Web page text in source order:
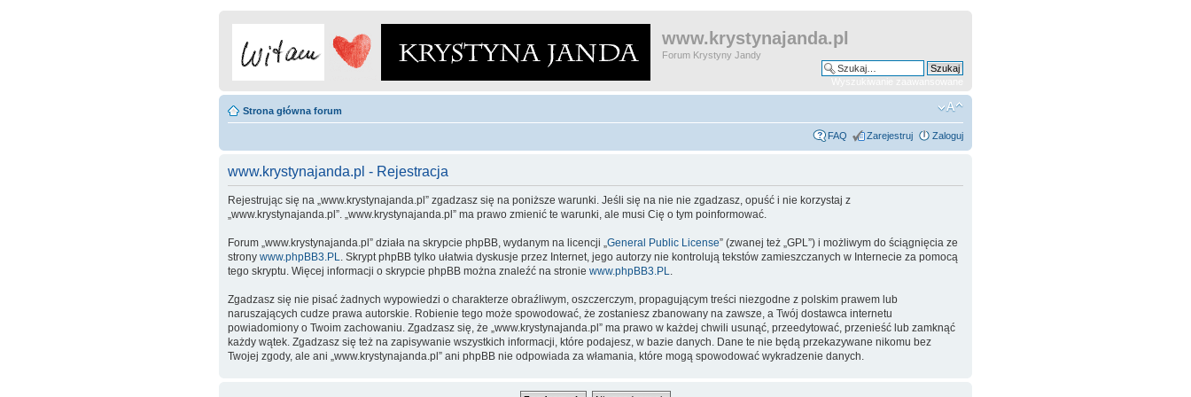
www.krystynajanda.pl
Forum Krystyny Jandy
Strona główna forum
FAQ Zarejestruj Zaloguj
www.krystynajanda.pl - Rejestracja
Rejestrując się na „www.krystynajanda.pl” zgadzasz się na poniższe warunki. Jeśli się na nie nie zgadzasz, opuść i nie korzystaj z
„www.krystynajanda.pl”. „www.krystynajanda.pl” ma prawo zmienić te warunki, ale musi Cię o tym poinformować.
Forum „www.krystynajanda.pl” działa na skrypcie phpBB, wydanym na licencji „General Public License” (zwanej też „GPL”) i możliwym do ściągnięcia ze
strony www.phpBB3.PL. Skrypt phpBB tylko ułatwia dyskusje przez Internet, jego autorzy nie kontrolują tekstów zamieszczanych w Internecie za pomocą
tego skryptu. Więcej informacji o skrypcie phpBB można znaleźć na stronie www.phpBB3.PL.
Zgadzasz się nie pisać żadnych wypowiedzi o charakterze obraźliwym, oszczerczym, propagującym treści niezgodne z polskim prawem lub
naruszających cudze prawa autorskie. Robienie tego może spowodować, że zostaniesz zbanowany na zawsze, a Twój dostawca internetu
powiadomiony o Twoim zachowaniu. Zgadzasz się, że „www.krystynajanda.pl” ma prawo w każdej chwili usunąć, przeedytować, przenieść lub zamknąć
każdy wątek. Zgadzasz się też na zapisywanie wszystkich informacji, które podajesz, w bazie danych. Dane te nie będą przekazywane nikomu bez
Twojej zgody, ale ani „www.krystynajanda.pl” ani phpBB nie odpowiada za włamania, które mogą spowodować wykradzenie danych.